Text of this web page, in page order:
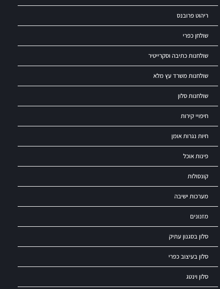
ריהוט פרובנס
שולחן כפרי
שולחנות כתיבה וסקרייטיר
שולחנות משרד עץ מלא
שולחנות סלון
חיפויי קירות
חיות נגרות אומן
פינות אוכל
קונסולות
מערכות ישיבה
מזנונים
סלון בסגנון עתיק
סלון בעיצוב כפרי
סלון וינטג